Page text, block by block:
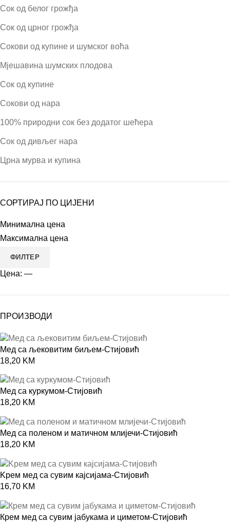
Сок од белог грожђа
Сок од црног грожђа
Сокови од купине и шумског воћа
Мјешавина шумских плодова
Сок од купине
Сокови од нара
100% природни сок без додатог шећера
Сок од дивљег нара
Црна мурва и купина
СОРТИРАЈ ПО ЦИЈЕНИ
Минимална цена
Максимална цена
ФИЛТЕР
Цена: —
ПРОИЗВОДИ
Мед са љековитим биљем-Стијовић
18,20 KM
Meд са куркумом-Стијовић
18,20 KM
Мед са поленом и матичном млијечи-Стијовић
18,20 KM
Kрем мед са сувим кајсијама-Стијовић
16,70 KM
Крем мед са сувим јабукама и циметом-Стијовић